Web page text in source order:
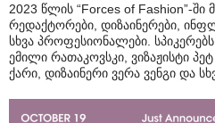
2023 წლის “Forces of Fashion”-ში
რედაქტორები, დიზაინერები,
სხვა პროფესიონალები.
ემილი რათაკოვსკი, ვიზაჟისტი
ქარი, დიზაინერი ვერა ვენგი და